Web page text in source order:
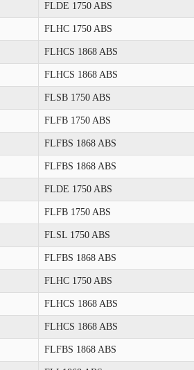
FLDE 1750 ABS
FLHC 1750 ABS
FLHCS 1868 ABS
FLHCS 1868 ABS
FLSB 1750 ABS
FLFB 1750 ABS
FLFBS 1868 ABS
FLFBS 1868 ABS
FLDE 1750 ABS
FLFB 1750 ABS
FLSL 1750 ABS
FLFBS 1868 ABS
FLHC 1750 ABS
FLHCS 1868 ABS
FLHCS 1868 ABS
FLFBS 1868 ABS